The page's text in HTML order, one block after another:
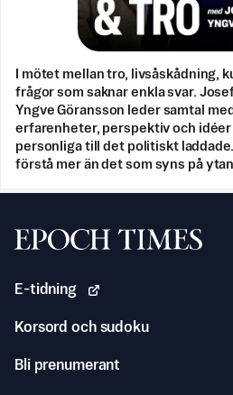
I mötet mellan tro, livsåskådning,
frågor som saknar enkla svar.
Yngve Göransson leder samtal
erfarenheter, perspektiv och
personliga till det politiskt laddade.
förstå mer än det som syns på
Svenska Epoch Times
E-tidning
Korsord och sudoku
Bli prenumerant